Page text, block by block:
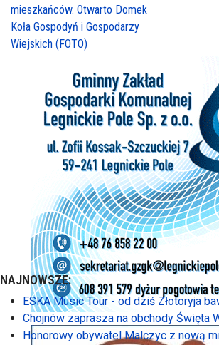
mieszkańców. Otwarto Domek
Koła Gospodyń i Gospodarzy
Wiejskich (FOTO)
NAJNOWSZE:
ESKA Music Tour - od dziś Złotoryja
Chojnów zaprasza na obchody Święta
Honorowy obywatel Malczyc z nową